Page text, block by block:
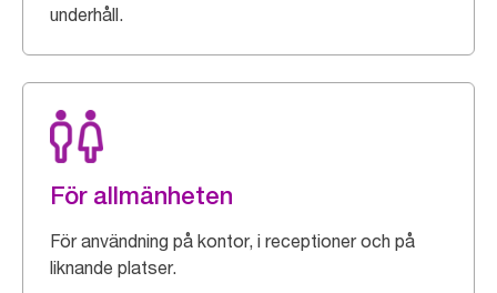
underhåll.
För allmänheten
För användning på kontor, i receptioner och på
liknande platser.